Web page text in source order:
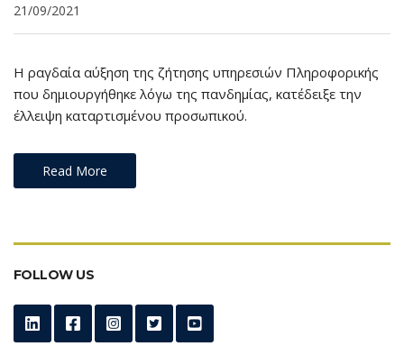
21/09/2021
Η ραγδαία αύξηση της ζήτησης υπηρεσιών Πληροφορικής
που δημιουργήθηκε λόγω της πανδημίας, κατέδειξε την
έλλειψη καταρτισμένου προσωπικού.
Read More
FOLLOW US